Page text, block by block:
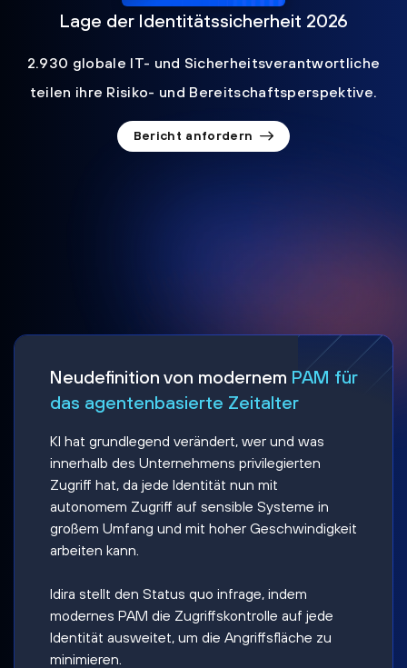
Lage der Identitätssicherheit 2026
2.930 globale IT- und Sicherheitsverantwortliche
teilen ihre Risiko- und Bereitschaftsperspektive.
Bericht anfordern
Neudefinition von modernem PAM für
das agentenbasierte Zeitalter
KI hat grundlegend verändert, wer und was
innerhalb des Unternehmens privilegierten
Zugriff hat, da jede Identität nun mit
autonomem Zugriff auf sensible Systeme in
großem Umfang und mit hoher Geschwindigkeit
arbeiten kann.
Idira stellt den Status quo infrage, indem
modernes PAM die Zugriffskontrolle auf jede
Identität ausweitet, um die Angriffsfläche zu
minimieren.